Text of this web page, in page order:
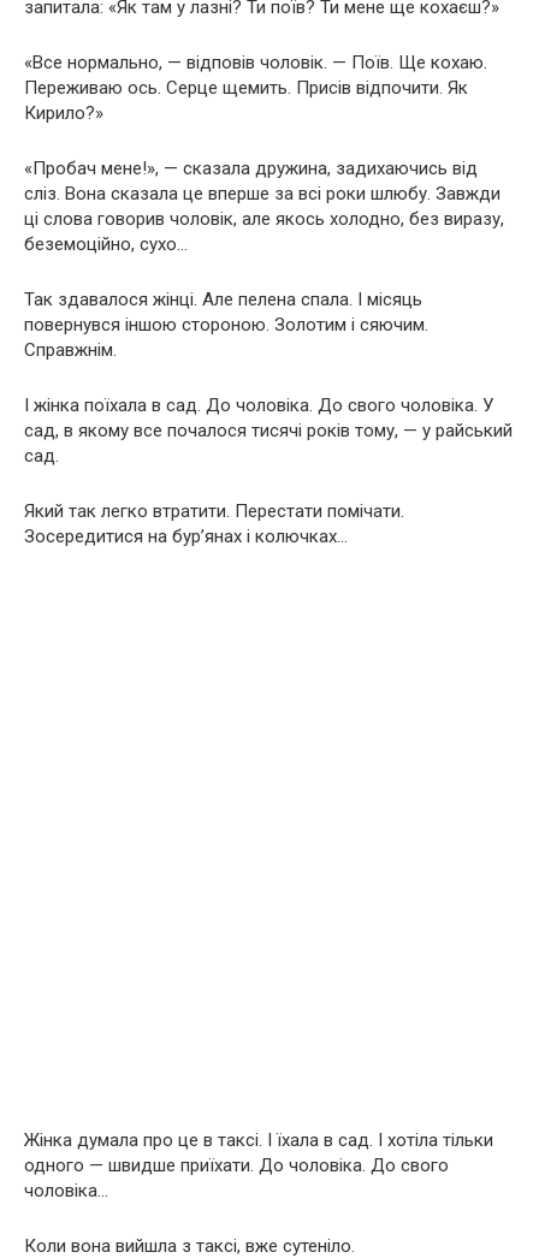
запитала: «Як там у лазні? Ти поїв? Ти мене ще кохаєш?»
«Все нормально, — відповів чоловік. — Поїв. Ще кохаю.
Переживаю ось. Серце щемить. Присів відпочити. Як
Кирило?»
«Пробач мене!», — сказала дружина, задихаючись від
сліз. Вона сказала це вперше за всі роки шлюбу. Завжди
ці слова говорив чоловік, але якось холодно, без виразу,
беземоційно, сухо…
Так здавалося жінці. Але пелена спала. І місяць
повернувся іншою стороною. Золотим і сяючим.
Справжнім.
І жінка поїхала в сад. До чоловіка. До свого чоловіка. У
сад, в якому все почалося тисячі років тому, — у райський
сад.
Який так легко втратити. Перестати помічати.
Зосередитися на бур’янах і колючках…
Жінка думала про це в таксі. І їхала в сад. І хотіла тільки
одного — швидше приїхати. До чоловіка. До свого
чоловіка…
Коли вона вийшла з таксі, вже сутеніло.